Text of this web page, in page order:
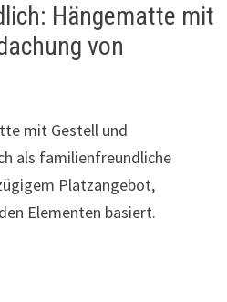
Hängematte mit
von
mit Gestell und
als familienfreundliche
Platzangebot,
Elementen basiert.